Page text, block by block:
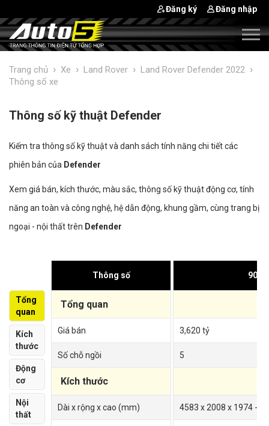
Đăng ký Đăng nhập
Trang chủ › Xe › Land Rover › Land Rover Defender 2022 ›
Thông số xe
Thông số kỹ thuật Defender
Kiếm tra thông số kỹ thuật và danh sách tính năng chi tiết các
phiên bản của Defender
Xem giá bán, kích thước, màu sắc, thông số kỹ thuật động cơ, tính
năng an toàn và công nghệ, hệ dẫn động, khung gầm, cùng trang bị
ngoại - nội thất trên Defender
Tổng
quan
Kích
thước
Động
cơ
Nội
thất
Thông số
Tổng quan
Giá bán
Số chỗ ngồi
Kích thước
Dài x rộng x cao (mm)
90 S
3,620 tỷ
5
4583 x 2008 x 1974 -